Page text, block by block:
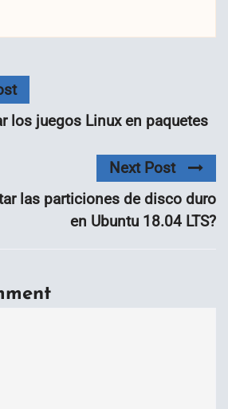
los juegos Linux en paquetes
Next Post
las particiones de disco duro
en Ubuntu 18.04 LTS?